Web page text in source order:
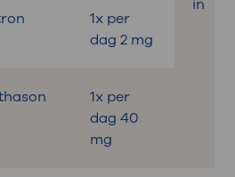
in
1x per
dag 2 mg
1x per
dag 40
mg